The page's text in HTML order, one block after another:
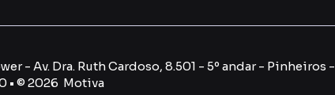
- Av. Dra. Ruth Cardoso, 8.501 - 5º andar - Pinheiros -
• © 2026 Motiva